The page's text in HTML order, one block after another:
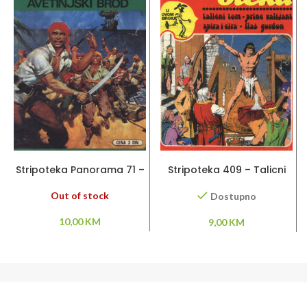
Stripoteka Panorama 71 –
Out of stock
10,00KM
Stripoteka 409 – Talicni
Gordon
Dostupno
9,00KM